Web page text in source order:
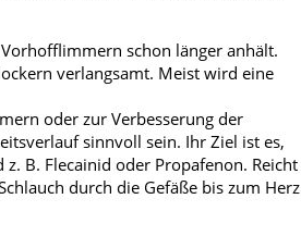
schon länger anhält.
verlangsamt. Meist wird eine
oder zur Verbesserung der
sinnvoll sein. Ihr Ziel ist es,
B. Flecainid oder Propafenon. Reicht
durch die Gefäße bis zum Herz